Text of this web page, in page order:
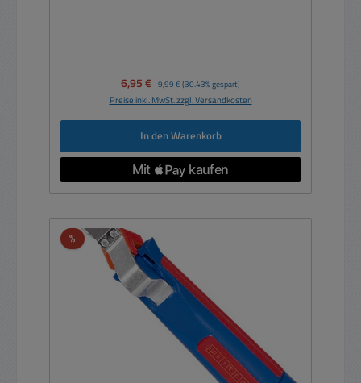
Verkaufspreis:
6,95 € Regulärer Preis:
9,99 € (30.43% gespart)
Preise inkl. MwSt. zzgl. Versandkosten
In den Warenkorb
%Rabatt